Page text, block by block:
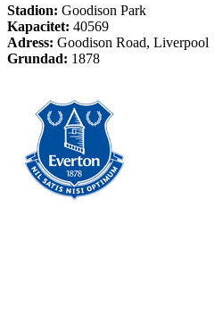
Stadion: Goodison Park
Kapacitet: 40569
Adress: Goodison Road, Liverpool
Grundad: 1878